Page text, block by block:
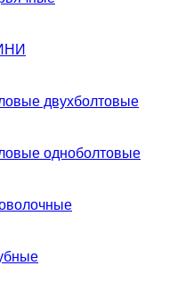
двухболтовые
одноболтовые